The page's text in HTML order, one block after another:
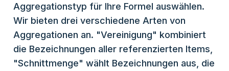
Aggregationstyp für Ihre Formel auswählen.
Wir bieten drei verschiedene Arten von
Aggregationen an. "Vereinigung" kombiniert
die Bezeichnungen aller referenzierten Items,
"Schnittmenge" wählt Bezeichnungen aus, die